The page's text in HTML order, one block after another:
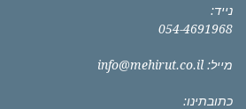
נייד:
054-4691968
מייל: info@mehirut.co.il
כתובתינו: